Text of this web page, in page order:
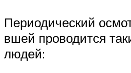
Периодический
вшей проводится
людей: